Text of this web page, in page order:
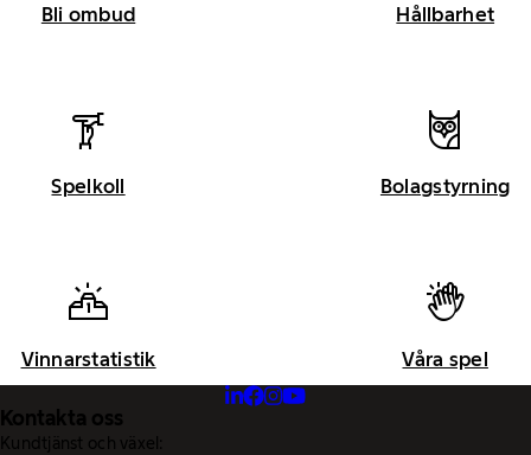
Bli ombud Hållbarhet
Spelkoll Bolagstyrning
Vinnarstatistik Våra spel
Kontakta oss
Kundtjänst och växel: